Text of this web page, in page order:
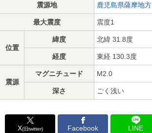
震源地 鹿児島県薩摩地方
最大震度 震度1
位置
緯度 北緯 31.8度
経度 東経 130.3度
震源
マグニチュード M2.0
深さ ごく浅い
X(旧twitter) Facebook LINE